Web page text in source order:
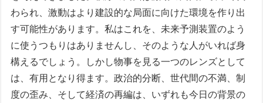
わられ、激動はより建設的な局面に向けた環境を作り出
す可能性があります。私はこれを、未来予測装置のよう
に使うつもりはありませんし、そのような人がいれば身
構えるでしょう。しかし物事を見る一つのレンズとして
は、有用となり得ます。政治的分断、世代間の不満、制
度の歪み、そして経済の再編は、いずれも今日の背景の